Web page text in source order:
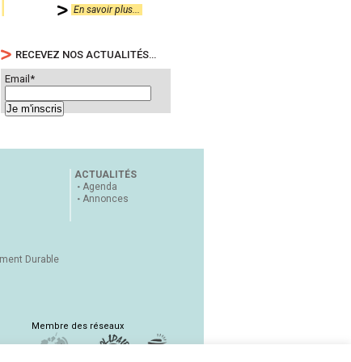
En savoir plus...
RECEVEZ NOS ACTUALITÉS…
Email*
Durable
ACTUALITÉS
Agenda
Annonces
Membre des réseaux